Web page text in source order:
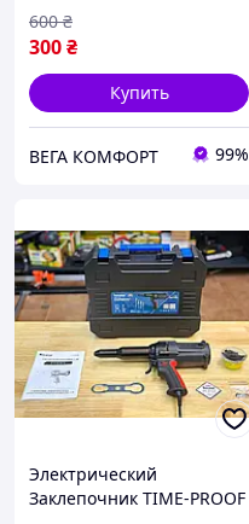
300₴
600 ₴
Купить
ВЕГА КОМФОРТ 99%
Электрический
Заклепочник TIME-PROOF